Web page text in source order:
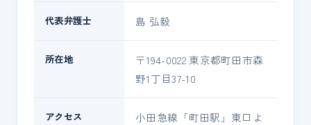
代表弁護士 島 弘毅
所在地
〒194-0022 東京都町田市森
野1丁目37-10
アクセス
小田急線「町田駅」東口よ